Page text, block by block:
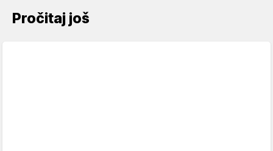
Pročitaj još